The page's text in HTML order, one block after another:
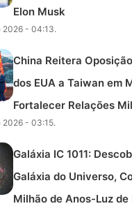
Elon Musk
2026 - 04:13.
China Reitera
dos EUA a Taiwan em
Fortalecer Relações
2026 - 03:15.
Galáxia IC 1011:
Galáxia do Universo,
Milhão de Anos-Luz de